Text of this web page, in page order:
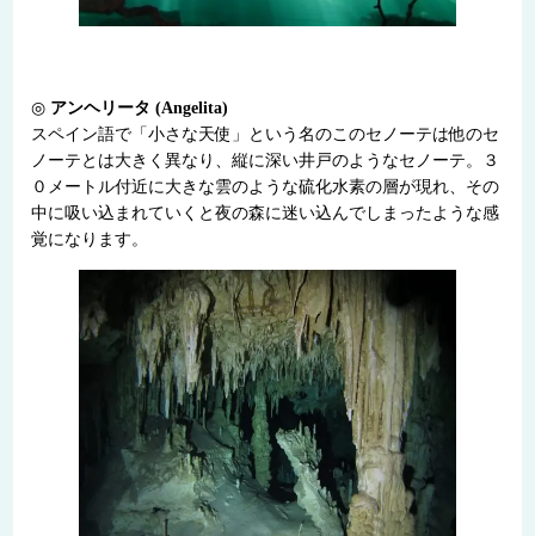
◎ アンヘリータ (Angelita)
スペイン語で「小さな天使」という名のこのセノーテは他のセ
ノーテとは大きく異なり、縦に深い井戸のようなセノーテ。３
０メートル付近に大きな雲のような硫化水素の層が現れ、その
中に吸い込まれていくと夜の森に迷い込んでしまったような感
覚になります。